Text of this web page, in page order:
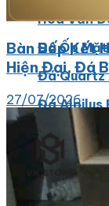
Hoa Văn
Đá Ốp
Đá Quartz
Đá Alpilus
Đá tự nhiên
Đá Thạch
Đá Nhân
Bàn Bếp Kết
Hiện Đại, Đá
27/07/2026